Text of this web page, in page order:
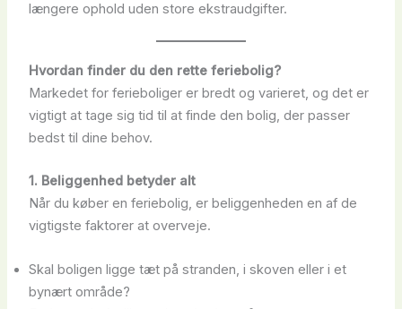
længere ophold uden store ekstraudgifter.
Hvordan finder du den rette feriebolig?
Markedet for ferieboliger er bredt og varieret, og det er
vigtigt at tage sig tid til at finde den bolig, der passer
bedst til dine behov.
1. Beliggenhed betyder alt
Når du køber en feriebolig, er beliggenheden en af de
vigtigste faktorer at overveje.
Skal boligen ligge tæt på stranden, i skoven eller i et
bynært område?